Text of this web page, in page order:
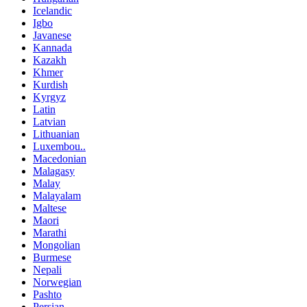
Icelandic
Igbo
Javanese
Kannada
Kazakh
Khmer
Kurdish
Kyrgyz
Latin
Latvian
Lithuanian
Luxembou..
Macedonian
Malagasy
Malay
Malayalam
Maltese
Maori
Marathi
Mongolian
Burmese
Nepali
Norwegian
Pashto